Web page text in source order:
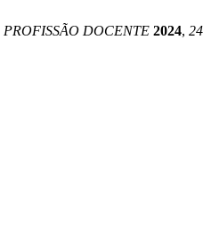
PROFISSÃO DOCENTE 2024, 24